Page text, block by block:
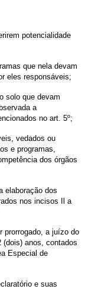
potencialidade
que nela devam
eles responsáveis;
que devam
a
no art. 5º;
vedados ou
e programas,
dos órgãos
dos
nos incisos Il a
a juízo do
anos, contados
Especial de
e suas